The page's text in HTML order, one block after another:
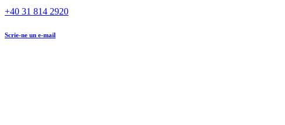
+40 31 814 2920
Scrie-ne un e-mail